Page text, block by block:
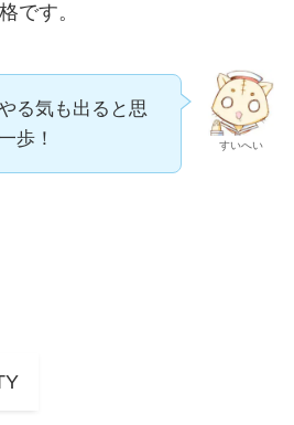
です。
すいへい
る気も出ると思
歩！